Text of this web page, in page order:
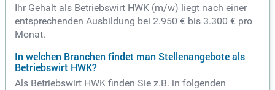
Ihr Gehalt als Betriebswirt HWK (m/w) liegt nach einer
entsprechenden Ausbildung bei 2.950 € bis 3.300 € pro
Monat.
In welchen Branchen findet man Stellenangebote als
Betriebswirt HWK?
Als Betriebswirt HWK finden Sie z.B. in folgenden